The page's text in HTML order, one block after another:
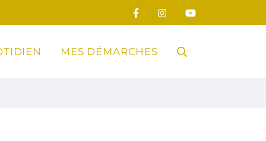
MES DÉMARCHES RECHERCHE